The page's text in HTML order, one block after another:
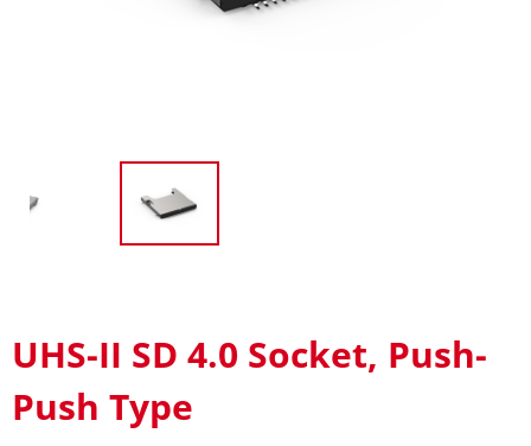
UHS-II SD 4.0 Socket, Push-
Push Type